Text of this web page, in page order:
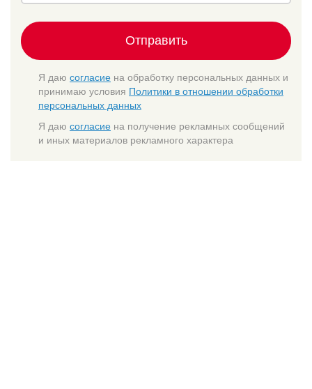
Отправить
Я даю согласие на обработку персональных данных и
принимаю условия Политики в отношении обработки
персональных данных
Я даю согласие на получение рекламных сообщений
и иных материалов рекламного характера